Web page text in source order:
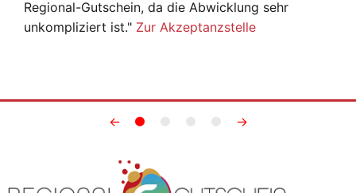
Regional-Gutschein, da die Abwicklung sehr
unkompliziert ist." Zur Akzeptanzstelle
← →